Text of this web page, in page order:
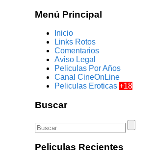
Menú Principal
Inicio
Links Rotos
Comentarios
Aviso Legal
Peliculas Por Años
Canal CineOnLine
Peliculas Eroticas+18
Buscar
Peliculas Recientes